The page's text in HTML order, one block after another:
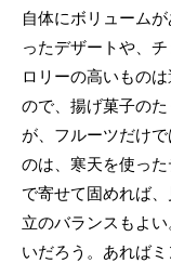
自体にボリューム
ったデザートや、
ロリーの高いもの
ので、揚げ菓子の
が、フルーツだけ
のは、寒天を使っ
で寄せて固めれば
立のバランスもよ
いだろう。あればミ